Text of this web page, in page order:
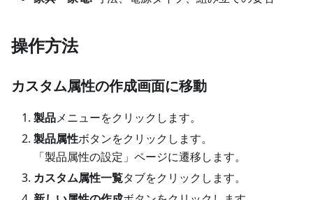
操作方法
カスタム属性の作成画面に移動
製品メニューをクリックします。
製品属性ボタンをクリックします。
「製品属性の設定」ページに遷移します。
カスタム属性一覧タブをクリックします。